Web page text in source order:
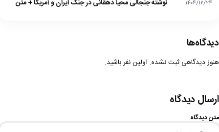
۱۴۰۴/۱۲/۲۴ نوشته جنجالی محیا دهقانی در جنگ ایران و آمریکا + متن
دیدگاه‌ها
هنوز دیدگاهی ثبت نشده. اولین نفر باشید.
ارسال دیدگاه
متن دیدگاه